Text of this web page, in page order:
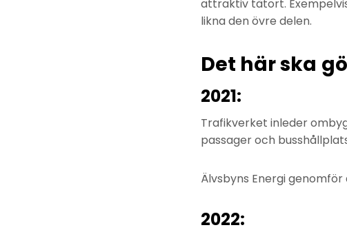
attraktiv tätort.
likna den övre delen.
Det här ska
2021:
Trafikverket inleder
passager och
Älvsbyns Energi
2022: